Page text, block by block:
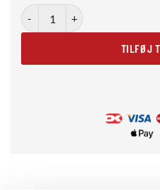
Zebra Flyer Blue antal
TILFØJ